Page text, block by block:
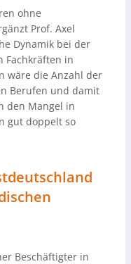
ohne
Prof. Axel
Dynamik bei der
Fachkräften in
wäre die Anzahl der
Berufen und damit
den Mangel in
gut doppelt so
Beschäftigter in